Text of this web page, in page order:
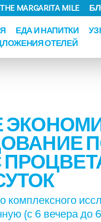
ЕДА И НАПИТКИ
ОТЕЛЕЙ
THE MARGARITA MILE
комплексного
(с 6 вечера до